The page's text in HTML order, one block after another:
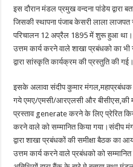
इस दौरान मंडल प्रमुख वन्दना पांडेय द्वारा
जिसकी स्थापना पंजाब केसरी लाला लाजपत
परिचालन 12 अप्रैल 1895 में शुरू हुआ था।
उत्तम कार्य करने वाले शाखा प्रबंधको का
द्वारा सांस्कृति कार्यक्रम की प्रस्तुति की गई।
इसके अलावा संदीप कुमार मंगल,महाप्रबंधक
गये एमए/एमसी/आरएलसी और बीसीएस,की
प्रस्ताव generate करने के लिए प्रेरित
करने वाले को सम्मानित किया गया।संदीप
द्वारा शाखा प्रबंधकों की समीक्षा बैठक का
उत्तम कार्य करने वाले प्रबंधको को